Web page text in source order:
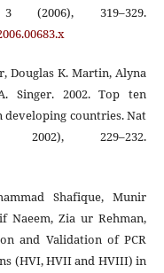
(2006), 319–329.
Douglas K. Martin, Alyna
Singer. 2002. Top ten
countries. Nat
229–232.
Shafique, Munir
Naeem, Zia ur Rehman,
and Validation of PCR
(HVI, HVII and HVIII) in